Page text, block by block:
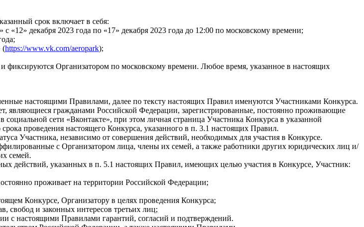
срок включает в себя:
декабря 2023 года по «17» декабря 2023 года до 12:00 по московскому времени;
(https://www.vk.com/aeropark);
Организатором по московскому времени. Любое время, указанное в настоящих
настоящими Правилами, далее по тексту настоящих Правил именуются Участниками Конкурса.
являющиеся гражданами Российской Федерации, зарегистрированные, постоянно проживающие
сети «Вконтакте», при этом личная страница Участника Конкурса в указанной
проведения настоящего Конкурса, указанного в п. 3.1 настоящих Правил.
Участника, независимо от совершения действий, необходимых для участия в Конкурсе.
с Организатором лица, члены их семей, а также работники других юридических лиц и/
семей.
действий, указанных в п. 5.1 настоящих Правил, имеющих целью участия в Конкурсе, Участник:
проживает на территории Российской Федерации;
Конкурсе, Организатору в целях проведения Конкурса;
свобод и законных интересов третьих лиц;
с настоящими Правилами гарантий, согласий и подтверждений.